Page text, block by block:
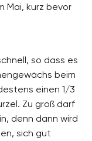
Mai, kurz bevor
so dass es
beim
einen 1/3
Zu groß darf
denn dann wird
sich gut